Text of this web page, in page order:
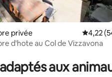
sur la base de 4
privée
4,22
d'hote au Col de Vizzavona
aux